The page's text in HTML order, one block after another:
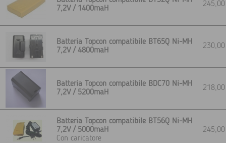
7,2V / 1400maH
Batteria Topcon compatibile BT65Q Ni-MH
7,2V / 4800maH
Batteria Topcon compatibile BDC70 Ni-MH
7,2V / 5200maH
Batteria Topcon compatibile BT56Q Ni-MH
7,2V / 5000maH
Con caricatore